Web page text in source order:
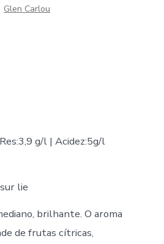
Glen Carlou
g/l | Acidez:5g/l
lie
brilhante. O aroma
de frutas cítricas,